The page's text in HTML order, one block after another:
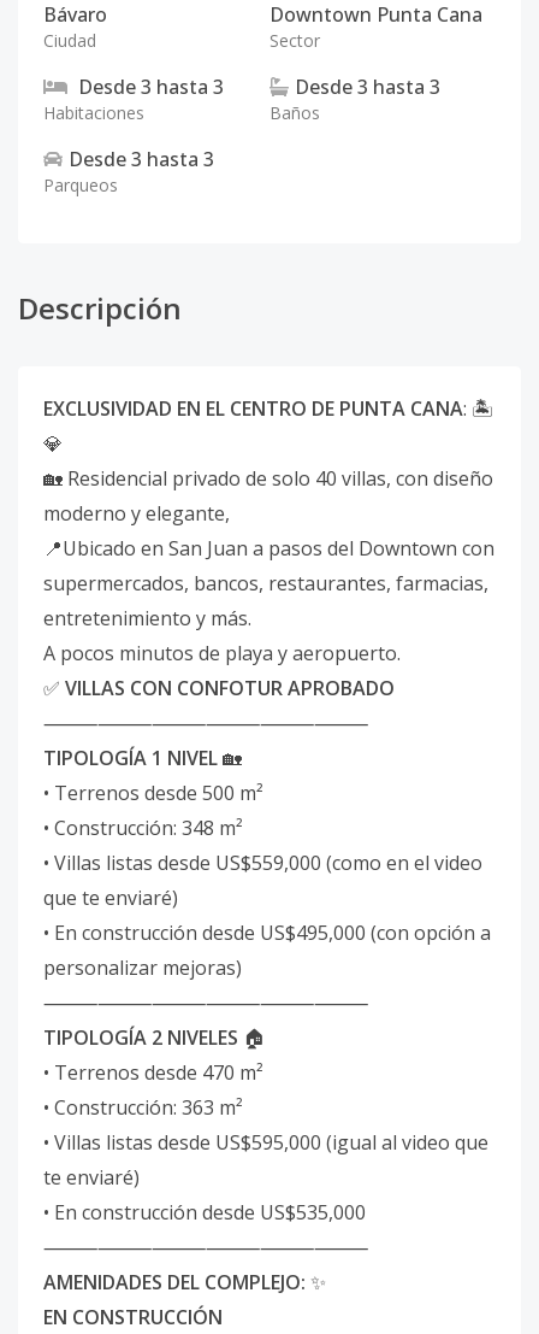
Bávaro
Ciudad
Downtown Punta Cana
Sector
Desde3 hasta 3
Habitaciones
Desde3 hasta 3
Baños
Desde3 hasta 3
Parqueos
Descripción
EXCLUSIVIDAD EN EL CENTRO DE PUNTA CANA: 🏝️
💎
🏡 Residencial privado de solo 40 villas, con diseño
moderno y elegante,
📍Ubicado en San Juan a pasos del Downtown con
supermercados, bancos, restaurantes, farmacias,
entretenimiento y más.
A pocos minutos de playa y aeropuerto.
✅ VILLAS CON CONFOTUR APROBADO
⸻⸻⸻⸻⸻⸻
TIPOLOGÍA 1 NIVEL🏡
• Terrenos desde 500 m²
• Construcción: 348 m²
• Villas listas desde US$559,000 (como en el video
que te enviaré)
• En construcción desde US$495,000 (con opción a
personalizar mejoras)
⸻⸻⸻⸻⸻⸻
TIPOLOGÍA 2 NIVELES 🏠
• Terrenos desde 470 m²
• Construcción: 363 m²
• Villas listas desde US$595,000 (igual al video que
te enviaré)
• En construcción desde US$535,000
⸻⸻⸻⸻⸻⸻
AMENIDADES DEL COMPLEJO: ✨
EN CONSTRUCCIÓN